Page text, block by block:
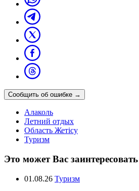
Сообщить об ошибке →
Алаколь
Летний отдых
Область Жетісу
Туризм
Это может Вас заинтересовать
01.08.26 Туризм